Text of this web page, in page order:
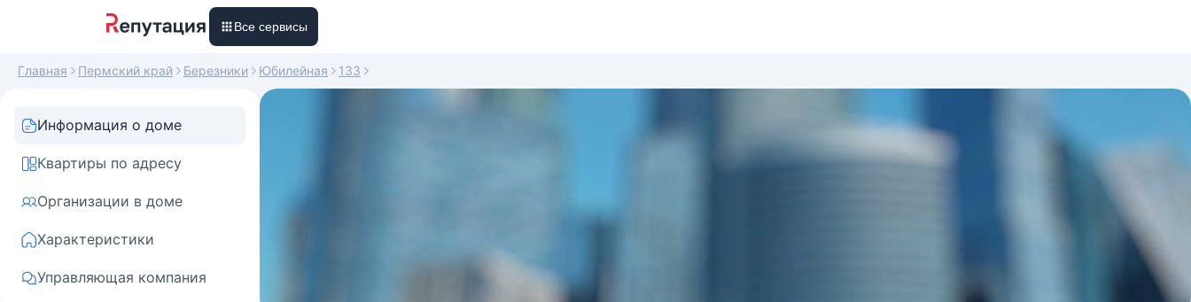
Все сервисы
Главная Пермский край Березники Юбилейная 133
Информация о доме
Квартиры по адресу
Организации в доме
Характеристики
Управляющая компания